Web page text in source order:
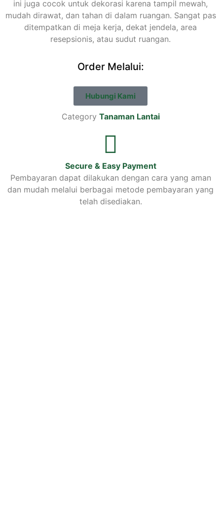
ini juga cocok untuk dekorasi karena tampil mewah,
mudah dirawat, dan tahan di dalam ruangan. Sangat pas
ditempatkan di meja kerja, dekat jendela, area
resepsionis, atau sudut ruangan.
Order Melalui:
Hubungi Kami
Category Tanaman Lantai
Secure & Easy Payment
Pembayaran dapat dilakukan dengan cara yang aman
dan mudah melalui berbagai metode pembayaran yang
telah disediakan.